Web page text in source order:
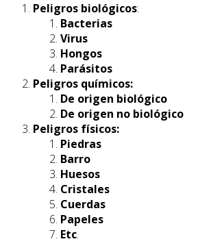
Peligros biológicos:
Bacterias
Virus
Hongos
Parásitos
Peligros químicos:
De origen biológico
De origen no biológico
Peligros físicos:
Piedras
Barro
Huesos
Cristales
Cuerdas
Papeles
Etc.